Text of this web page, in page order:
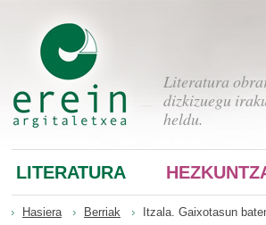
Literatura
dizkizuegu
heldu.
LITERATURA
Hasiera Berriak Itzala. Gaixotasun